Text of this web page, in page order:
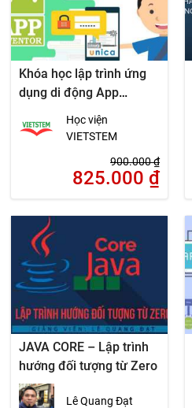
Khóa học lập trình ứng
dụng di động App
Học viện
VIETSTEM
900.000₫
825.000 ₫
JAVA CORE – Lập trình
hướng đối tượng từ Zero
Lê Quang Đạt